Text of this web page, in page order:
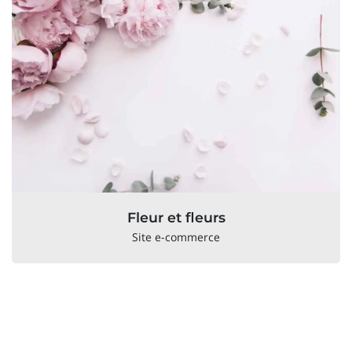
Fleur et fleurs
Site e-commerce